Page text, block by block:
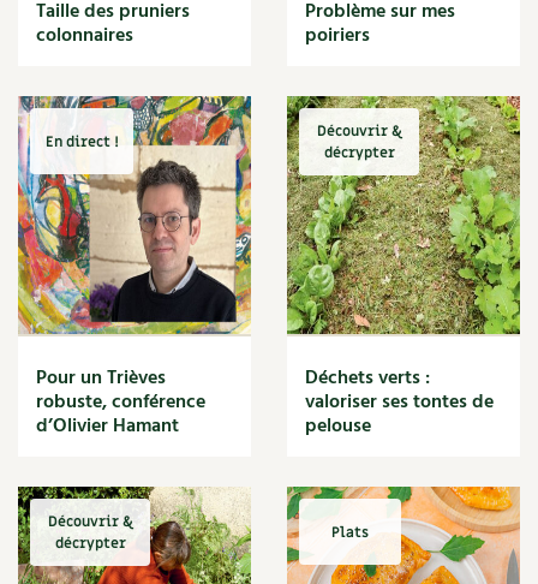
Cuisine saine
Décoration
DIY
Eau
Énergie
Enfants
Expérimentation
Fleur
Jardin bio
Légumes
Légumineuse
Maïs doux
Maison saine
Mare
Marie Chioca
Marmite
Taille des pruniers
colonnaires
Problème sur mes
poiriers
En direct !
Pour un Trièves
robuste, conférence
d’Olivier Hamant
Découvrir &
décrypter
Déchets verts :
valoriser ses tontes de
pelouse
Découvrir &
décrypter
Plats